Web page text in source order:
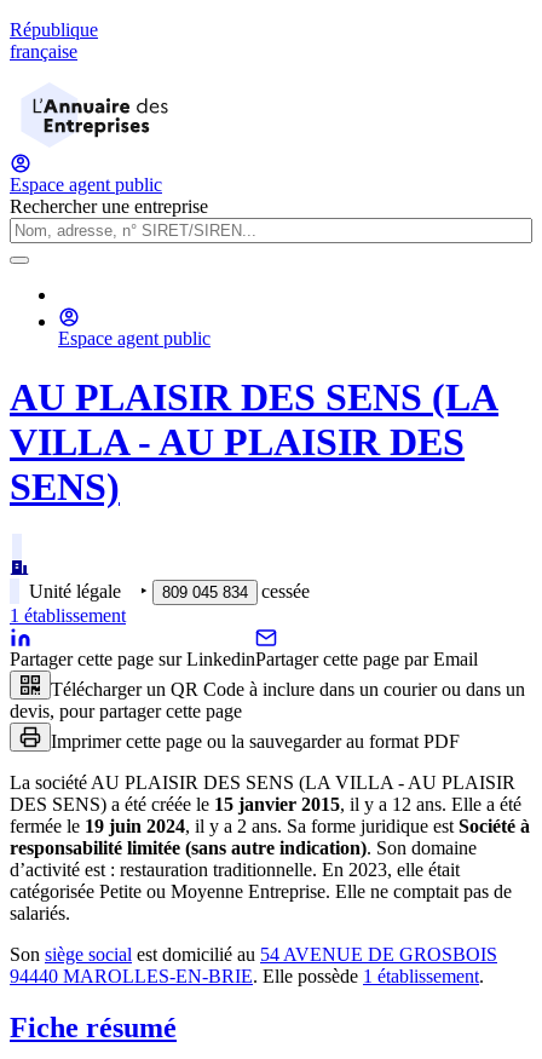
République
française
Espace agent public
Rechercher une entreprise
Espace agent public
AU PLAISIR DES SENS (LA
VILLA - AU PLAISIR DES
SENS)
Unité légale ‣ 809 045 834
cessée
1 établissement
Partager cette page sur LinkedinPartager cette page par Email
Télécharger un QR Code à inclure dans un courier ou dans un
devis, pour partager cette page
Imprimer cette page ou la sauvegarder au format PDF
La société AU PLAISIR DES SENS (LA VILLA - AU PLAISIR
DES SENS) a été créée le 15 janvier 2015, il y a 12 ans. Elle a été
fermée le 19 juin 2024, il y a 2 ans. Sa forme juridique est Société à
responsabilité limitée (sans autre indication). Son domaine
d’activité est : restauration traditionnelle. En 2023, elle était
catégorisée Petite ou Moyenne Entreprise. Elle ne comptait pas de
salariés.
Son siège social est domicilié au 54 AVENUE DE GROSBOIS
94440 MAROLLES-EN-BRIE. Elle possède 1 établissement.
Fiche résumé